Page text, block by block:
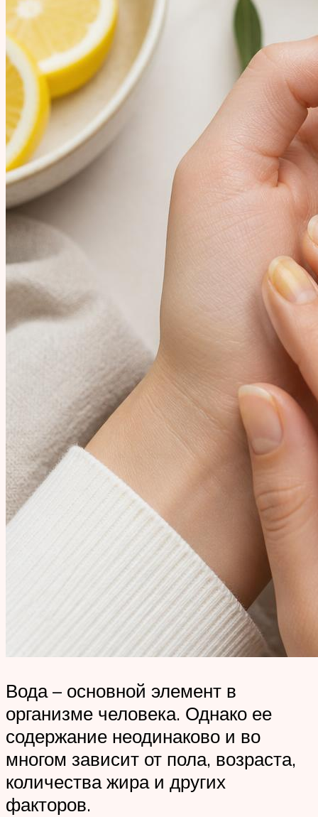
Вода – основной элемент в
организме человека. Однако ее
содержание неодинаково и во
многом зависит от пола, возраста,
количества жира и других
факторов.